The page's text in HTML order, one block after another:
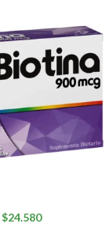
$24.580